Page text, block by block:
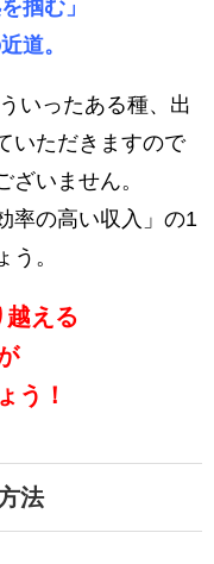
掴む」
道。
いったある種、出
いただきますので
いません。
率の高い収入」の1
。
越える
う！
法